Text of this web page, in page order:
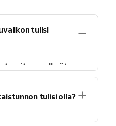
tulisi
tarvitaan selkeät
kestot ja
hoidot asiakaskeskeisiin
terapeuttinen ja
tulisi olla?